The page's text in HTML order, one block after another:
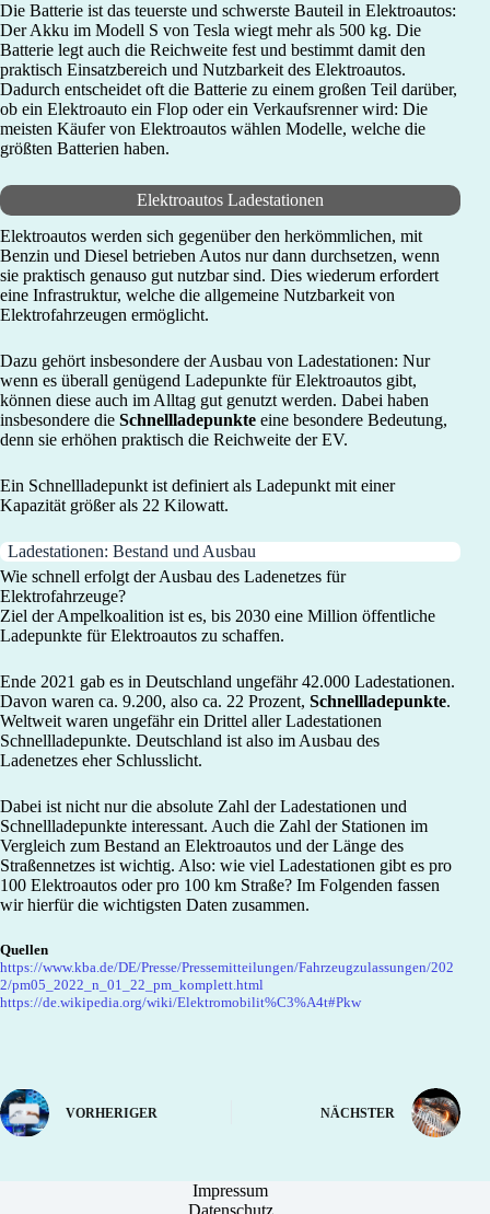
Die Batterie ist das teuerste und schwerste Bauteil in Elektroautos:
Der Akku im Modell S von Tesla wiegt mehr als 500 kg. Die
Batterie legt auch die Reichweite fest und bestimmt damit den
praktisch Einsatzbereich und Nutzbarkeit des Elektroautos.
Dadurch entscheidet oft die Batterie zu einem großen Teil darüber,
ob ein Elektroauto ein Flop oder ein Verkaufsrenner wird: Die
meisten Käufer von Elektroautos wählen Modelle, welche die
größten Batterien haben.
Elektroautos Ladestationen
Elektroautos werden sich gegenüber den herkömmlichen, mit
Benzin und Diesel betrieben Autos nur dann durchsetzen, wenn
sie praktisch genauso gut nutzbar sind. Dies wiederum erfordert
eine Infrastruktur, welche die allgemeine Nutzbarkeit von
Elektrofahrzeugen ermöglicht.
Dazu gehört insbesondere der Ausbau von Ladestationen: Nur
wenn es überall genügend Ladepunkte für Elektroautos gibt,
können diese auch im Alltag gut genutzt werden. Dabei haben
insbesondere die Schnellladepunkte eine besondere Bedeutung,
denn sie erhöhen praktisch die Reichweite der EV.
Ein Schnellladepunkt ist definiert als Ladepunkt mit einer
Kapazität größer als 22 Kilowatt.
Ladestationen: Bestand und Ausbau
Wie schnell erfolgt der Ausbau des Ladenetzes für
Elektrofahrzeuge?
Ziel der Ampelkoalition ist es, bis 2030 eine Million öffentliche
Ladepunkte für Elektroautos zu schaffen.
Ende 2021 gab es in Deutschland ungefähr 42.000 Ladestationen.
Davon waren ca. 9.200, also ca. 22 Prozent, Schnellladepunkte.
Weltweit waren ungefähr ein Drittel aller Ladestationen
Schnellladepunkte. Deutschland ist also im Ausbau des
Ladenetzes eher Schlusslicht.
Dabei ist nicht nur die absolute Zahl der Ladestationen und
Schnellladepunkte interessant. Auch die Zahl der Stationen im
Vergleich zum Bestand an Elektroautos und der Länge des
Straßennetzes ist wichtig. Also: wie viel Ladestationen gibt es pro
100 Elektroautos oder pro 100 km Straße? Im Folgenden fassen
wir hierfür die wichtigsten Daten zusammen.
Quellen
https://www.kba.de/DE/Presse/Pressemitteilungen/Fahrzeugzulassungen/202
2/pm05_2022_n_01_22_pm_komplett.html
https://de.wikipedia.org/wiki/Elektromobilit%C3%A4t#Pkw
VORHERIGER NÄCHSTER
Impressum
Datenschutz